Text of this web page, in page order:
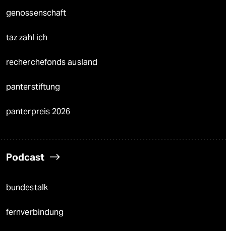
genossenschaft
taz zahl ich
recherchefonds ausland
panterstiftung
panterpreis 2026
Podcast
bundestalk
fernverbindung